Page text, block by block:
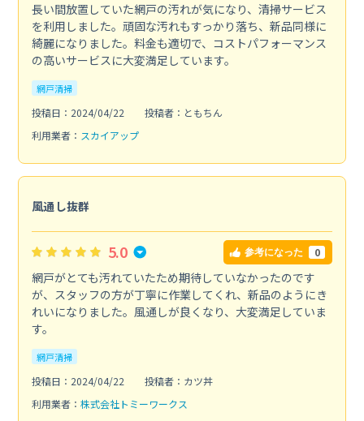
長い間放置していた網戸の汚れが気になり、清掃サービス
を利用しました。頑固な汚れもすっかり落ち、新品同様に
綺麗になりました。料金も適切で、コストパフォーマンス
の高いサービスに大変満足しています。
網戸清掃
投稿日：2024/04/22
投稿者：ともちん
利用業者： スカイアップ
風通し抜群
5.0 参考になった 0
網戸がとても汚れていたため期待していなかったのです
が、スタッフの方が丁寧に作業してくれ、新品のようにき
れいになりました。風通しが良くなり、大変満足していま
す。
網戸清掃
投稿日：2024/04/22
投稿者：カツ丼
利用業者： 株式会社トミーワークス